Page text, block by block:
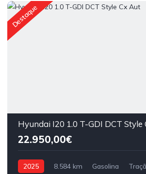
Destaque
Hyundai I20 1.0 T-GDI DCT Style
22.950,00€
2025 8.584 km Gasolina